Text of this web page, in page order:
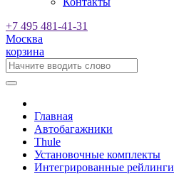
+7 495 481-41-31
Москва
корзина
Главная
Автобагажники
Thule
Установочные комплекты
Интегрированные рейлинги